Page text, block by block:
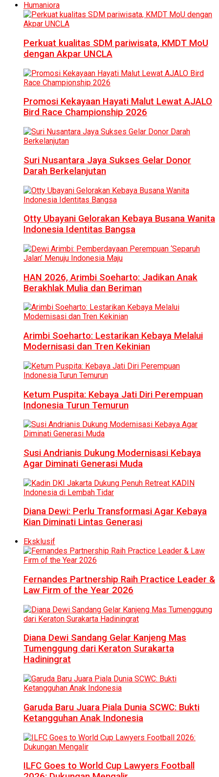
Humaniora
Perkuat kualitas SDM pariwisata, KMDT MoU
dengan Akpar UNCLA
Promosi Kekayaan Hayati Malut Lewat AJALO
Bird Race Championship 2026
Suri Nusantara Jaya Sukses Gelar Donor
Darah Berkelanjutan
Otty Ubayani Gelorakan Kebaya Busana Wanita
Indonesia Identitas Bangsa
HAN 2026, Arimbi Soeharto: Jadikan Anak
Berakhlak Mulia dan Beriman
Arimbi Soeharto: Lestarikan Kebaya Melalui
Modernisasi dan Tren Kekinian
Ketum Puspita: Kebaya Jati Diri Perempuan
Indonesia Turun Temurun
Susi Andrianis Dukung Modernisasi Kebaya
Agar Diminati Generasi Muda
Diana Dewi: Perlu Transformasi Agar Kebaya
Kian Diminati Lintas Generasi
Eksklusif
Fernandes Partnership Raih Practice Leader &
Law Firm of the Year 2026
Diana Dewi Sandang Gelar Kanjeng Mas
Tumenggung dari Keraton Surakarta
Hadiningrat
Garuda Baru Juara Piala Dunia SCWC: Bukti
Ketangguhan Anak Indonesia
ILFC Goes to World Cup Lawyers Football